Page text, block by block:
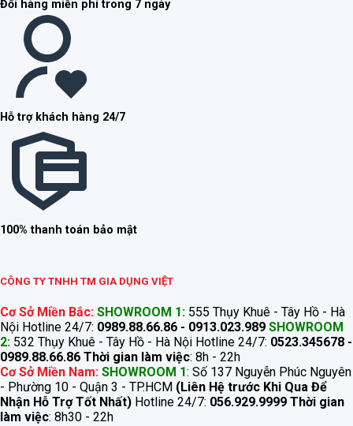
Đổi hàng miễn phí trong 7 ngày
Hỗ trợ khách hàng 24/7
100% thanh toán bảo mật
CÔNG TY TNHH TM GIA DỤNG VIỆT
Cơ Sở Miền Bắc: SHOWROOM 1: 555 Thụy Khuê - Tây Hồ - Hà
Nội Hotline 24/7: 0989.88.66.86 - 0913.023.989 SHOWROOM
2: 532 Thụy Khuê - Tây Hồ - Hà Nội Hotline 24/7: 0523.345678 -
0989.88.66.86 Thời gian làm việc: 8h - 22h
Cơ Sở Miền Nam: SHOWROOM 1: Số 137 Nguyễn Phúc Nguyên
- Phường 10 - Quận 3 - TP.HCM (Liên Hệ trước Khi Qua Để
Nhận Hỗ Trợ Tốt Nhất) Hotline 24/7: 056.929.9999 Thời gian
làm việc: 8h30 - 22h